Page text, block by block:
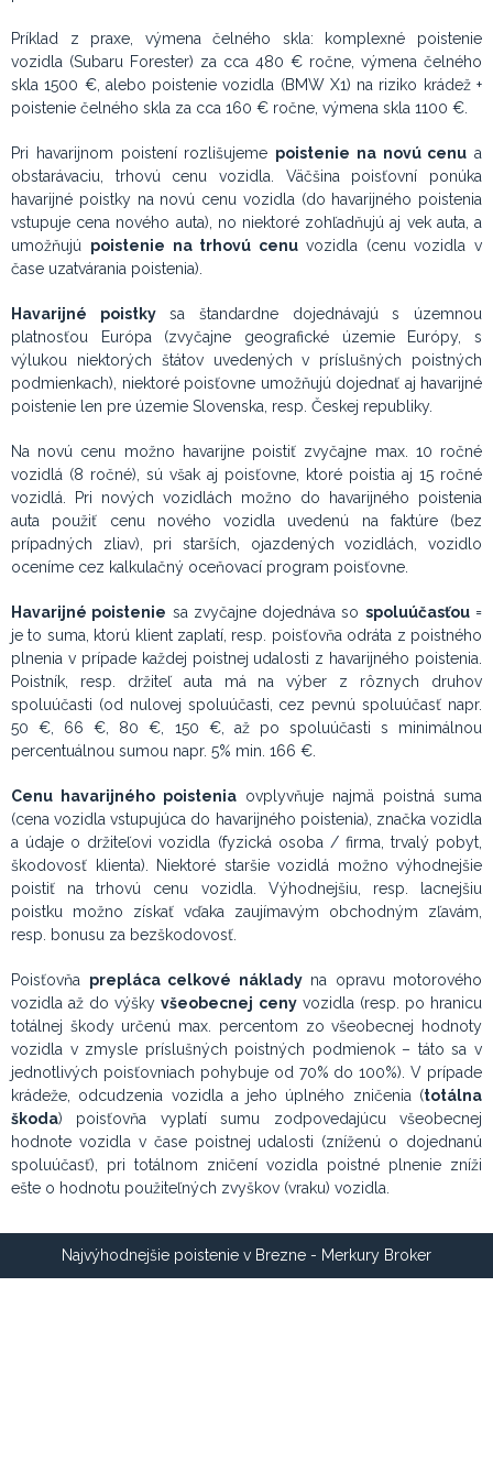
Príklad z praxe, výmena čelného skla: komplexné poistenie
vozidla (Subaru Forester) za cca 480 € ročne, výmena čelného
skla 1500 €, alebo poistenie vozidla (BMW X1) na riziko krádež +
poistenie čelného skla za cca 160 € ročne, výmena skla 1100 €.
Pri havarijnom poistení rozlišujeme poistenie na novú cenu a
obstarávaciu, trhovú cenu vozidla. Väčšina poisťovní ponúka
havarijné poistky na novú cenu vozidla (do havarijného poistenia
vstupuje cena nového auta), no niektoré zohľadňujú aj vek auta, a
umožňujú poistenie na trhovú cenu vozidla (cenu vozidla v
čase uzatvárania poistenia).
Havarijné poistkysa štandardne dojednávajú s územnou
platnosťou Európa (zvyčajne geografické územie Európy, s
výlukou niektorých štátov uvedených v príslušných poistných
podmienkach), niektoré poisťovne umožňujú dojednať aj havarijné
poistenie len pre územie Slovenska, resp. Českej republiky.
Na novú cenu možno havarijne poistiť zvyčajne max. 10 ročné
vozidlá (8 ročné), sú však aj poisťovne, ktoré poistia aj 15 ročné
vozidlá. Pri nových vozidlách možno do havarijného poistenia
auta použiť cenu nového vozidla uvedenú na faktúre (bez
prípadných zliav), pri starších, ojazdených vozidlách, vozidlo
oceníme cez kalkulačný oceňovací program poisťovne.
Havarijné poistenie sa zvyčajne dojednáva so spoluúčasťou=
je to suma, ktorú klient zaplatí, resp. poisťovňa odráta z poistného
plnenia v prípade každej poistnej udalosti z havarijného poistenia.
Poistník, resp. držiteľ auta má na výber z rôznych druhov
spoluúčasti (od nulovej spoluúčasti, cez pevnú spoluúčasť napr.
50 €, 66 €, 80 €, 150 €, až po spoluúčasti s minimálnou
percentuálnou sumou napr. 5% min. 166 €.
Cenu havarijného poistenia ovplyvňuje najmä poistná suma
(cena vozidla vstupujúca do havarijného poistenia), značka vozidla
a údaje o držiteľovi vozidla (fyzická osoba / firma, trvalý pobyt,
škodovosť klienta). Niektoré staršie vozidlá možno výhodnejšie
poistiť na trhovú cenu vozidla. Výhodnejšiu, resp. lacnejšiu
poistku možno získať vďaka zaujímavým obchodným zľavám,
resp. bonusu za bezškodovosť.
Poisťovňa prepláca celkové nákladyna opravu motorového
vozidla až do výškyvšeobecnej cenyvozidla (resp. po hranicu
totálnej škody určenú max. percentom zo všeobecnej hodnoty
vozidla v zmysle príslušných poistných podmienok – táto sa v
jednotlivých poisťovniach pohybuje od 70% do 100%). V prípade
krádeže, odcudzenia vozidla a jeho úplného zničenia (totálna
škoda) poisťovňa vyplatí sumu zodpovedajúcu všeobecnej
hodnote vozidla v čase poistnej udalosti (zníženú o dojednanú
spoluúčasť), pri totálnom zničení vozidla poistné plnenie zníži
ešte o hodnotu použiteľných zvyškov (vraku) vozidla.
Najvýhodnejšie poistenie v Brezne - Merkury Broker